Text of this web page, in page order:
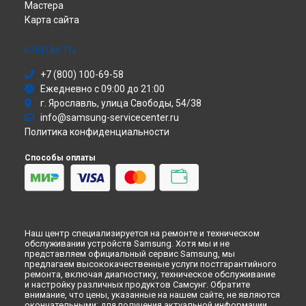
Ремонт принтера SF-515 Samsung в
Сабвуфер
Холодильник
Моноблок
Атс
Смарт-часы
Варочная панель
Посудомоечная машина
Морозильная камера
Кондиционер
Духовой шкаф
Вытяжка
Мастера
Карта сайта
КОНТАКТЫ
+7 (800) 100-69-58
Ежедневно с 09:00 до 21:00
г. Ярославль, улица Свободы, 54/38
info@samsung-servicecenter.ru
Политика конфиденциальности
Способы оплаты
Наш центр специализируется на ремонте и техническом
обслуживании устройств Samsung. Хотя мы и не
представляем официальный сервис Samsung, мы
предлагаем высококачественные услуги постгарантийного
ремонта, включая диагностику, техническое обслуживание
и настройку различных продуктов Самсунг. Обратите
внимание, что цены, указанные на нашем сайте, не являются